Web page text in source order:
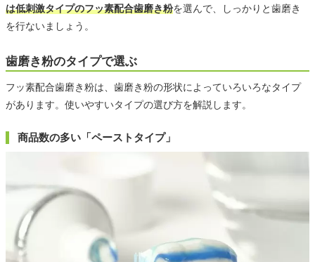
は低刺激タイプのフッ素配合歯磨き粉を選んで、しっかりと歯磨き
を行ないましょう。
歯磨き粉のタイプで選ぶ
フッ素配合歯磨き粉は、歯磨き粉の形状によっていろいろなタイプ
があります。使いやすいタイプの選び方を解説します。
商品数の多い「ペーストタイプ」